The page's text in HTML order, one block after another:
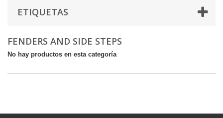
ETIQUETAS
FENDERS AND SIDE STEPS
No hay productos en esta categoría